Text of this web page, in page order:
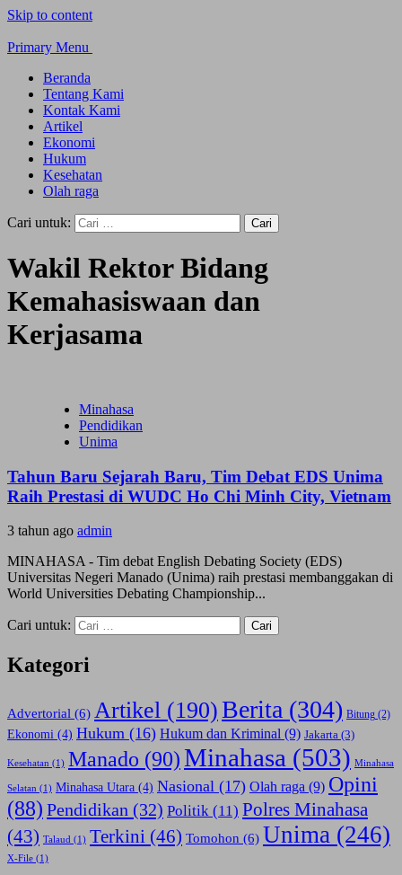
Skip to content
Primary Menu
Beranda
Tentang Kami
Kontak Kami
Artikel
Ekonomi
Hukum
Kesehatan
Olah raga
Cari untuk:
Wakil Rektor Bidang
Kemahasiswaan dan
Kerjasama
Minahasa
Pendidikan
Unima
Tahun Baru Sejarah Baru, Tim Debat EDS Unima
Raih Prestasi di WUDC Ho Chi Minh City, Vietnam
3 tahun ago admin
MINAHASA - Tim debat English Debating Society (EDS)
Universitas Negeri Manado (Unima) raih prestasi membanggakan di
World Universities Debating Championship...
Cari untuk:
Kategori
Advertorial (6) Artikel (190)Berita (304) Bitung (2)
Ekonomi (4) Hukum (16) Hukum dan Kriminal (9) Jakarta (3)
Kesehatan (1) Manado (90) Minahasa (503) Minahasa
Selatan (1) Minahasa Utara (4) Nasional (17) Olah raga (9) Opini
(88) Pendidikan (32) Politik (11) Polres Minahasa
(43) Talaud (1) Terkini (46) Tomohon (6) Unima (246)
X-File (1)